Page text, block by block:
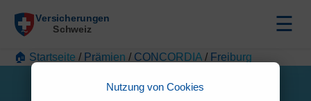
☰
🏠 Startseite / Prämien / CONCORDIA / Freiburg
Nutzung von Cookies